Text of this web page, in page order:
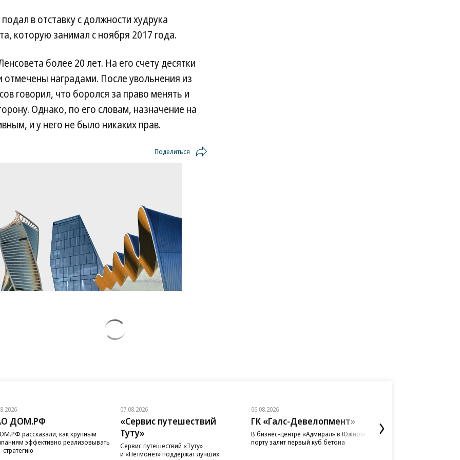
в отставку с должности худрука
которую занимал с ноября 2017 года.
более 20 лет. На его счету десятки
наградами. После увольнения из
говорил, что боролся за право менять и
Однако, по его словам, назначение на
и у него не было никаких прав.
Поделиться
Зеленский
неожиданно
высказался о
возвращении Крыма
Заставим раскаяться:
союзник России дал
грозное обещание